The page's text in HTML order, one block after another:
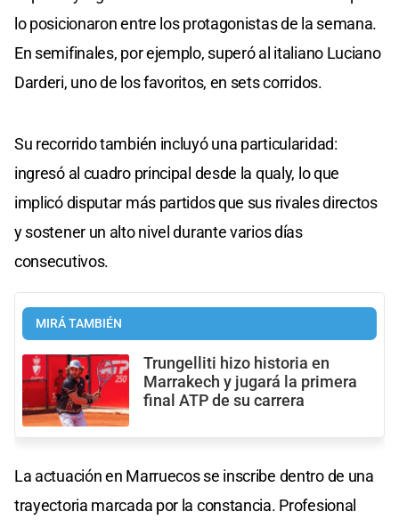
lo posicionaron entre los protagonistas de la semana.
En semifinales, por ejemplo, superó al italiano Luciano
Darderi, uno de los favoritos, en sets corridos.
Su recorrido también incluyó una particularidad:
ingresó al cuadro principal desde la qualy, lo que
implicó disputar más partidos que sus rivales directos
y sostener un alto nivel durante varios días
consecutivos.
MIRÁ TAMBIÉN
Trungelliti hizo historia en
Marrakech y jugará la primera
final ATP de su carrera
La actuación en Marruecos se inscribe dentro de una
trayectoria marcada por la constancia. Profesional